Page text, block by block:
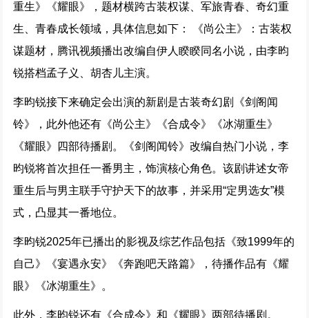
重生》《耀眼》，题材横跨古装权谋、军旅青春、奇幻重
生、青春成长领域，具体信息如下： 《尚公主》：古装权
谋题材，腾讯视频播出改编自伊人睽睽同名小说，由李昀
锐搭档孟子义、胡杏儿主演。
李昀锐接下来确定会出演的新剧是古装奇幻剧《剑阁闻
铃》，此外他还有《尚公主》《合成令》《冰湖重生》
《耀眼》四部待播剧。《剑阁闻铃》改编自热门小说，李
昀锐将首次担任一番男主，饰演核心角色。该剧讲述女帝
重生后与男主联手守护天下的故事，并采用“定男选女”模
式，凸显其一番地位。
李昀锐2025年已播出的影视及综艺作品包括《致1999年的
自己》《宴遇永安》《奔跑吧天路篇》，待播作品有《耀
眼》《冰湖重生》。
此外，李昀锐还有《合成令》和《耀眼》两部待播剧。